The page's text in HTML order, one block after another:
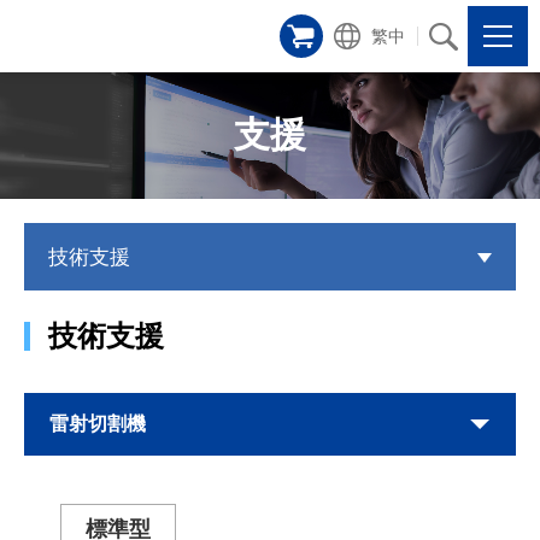
繁中
支援
技術支援
技術支援
雷射切割機
標準型